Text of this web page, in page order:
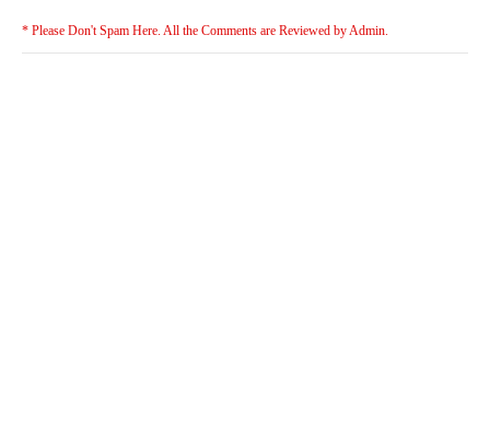
* Please Don't Spam Here. All the Comments are Reviewed by Admin.